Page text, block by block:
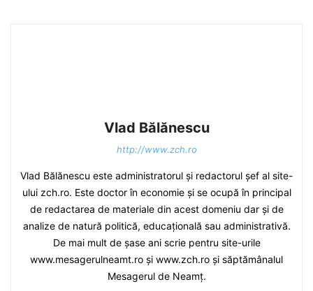
Vlad Bălănescu
http://www.zch.ro
Vlad Bălănescu este administratorul și redactorul șef al site-
ului zch.ro. Este doctor în economie și se ocupă în principal
de redactarea de materiale din acest domeniu dar și de
analize de natură politică, educațională sau administrativă.
De mai mult de șase ani scrie pentru site-urile
www.mesagerulneamt.ro și www.zch.ro și săptămânalul
Mesagerul de Neamț.